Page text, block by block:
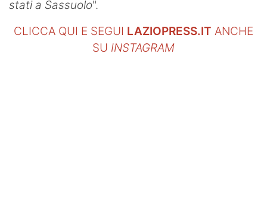
stati a Sassuolo".
CLICCA QUI E SEGUI LAZIOPRESS.IT ANCHE
SU INSTAGRAM